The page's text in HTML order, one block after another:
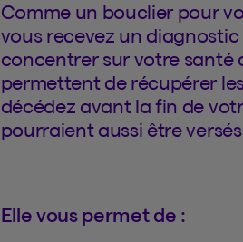
Comme un bouclier pour
vous recevez un
concentrer sur votre santé
permettent de récupérer
décédez avant la fin de
pourraient aussi être
Elle vous permet de :